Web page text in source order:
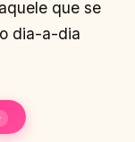
que se
dia-a-dia